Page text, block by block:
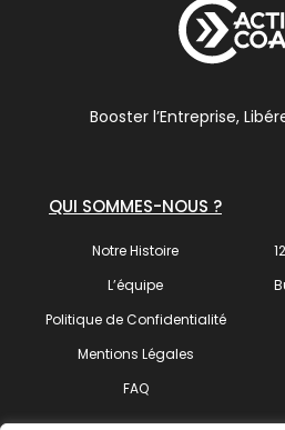
Booster l’Entreprise,
QUI SOMMES-NOUS ?
Notre Histoire
L’équipe
Politique de Confidentialité
Mentions Légales
FAQ